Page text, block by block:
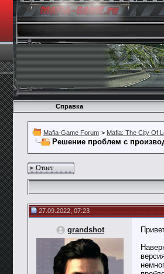
Справка
Mafia-Game Forum > Mafia: The City Of
Решение проблем с
Ответ
27.09.2022, 07:23
grandshot